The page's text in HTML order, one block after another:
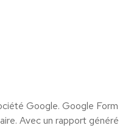
Google. Google Form
Avec un rapport généré